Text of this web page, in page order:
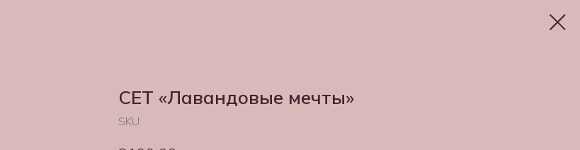
СЕТ «Лавандовые мечты»
SKU: